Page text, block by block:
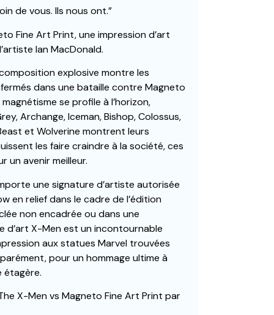
de vous. Ils nous ont.”
Fine Art Print, une impression d’art
Ian MacDonald.
explosive montre les
dans une bataille contre Magneto
se profile à l’horizon,
Archange, Iceman, Bishop, Colossus,
et Wolverine montrent leurs
les faire craindre à la société, ces
un avenir meilleur.
une signature d’artiste autorisée
en relief dans le cadre de l’édition
non encadrée ou dans une
X-Men est un incontournable
aux statues Marvel trouvées
pour un hommage ultime à
étagère.
X-Men vs Magneto Fine Art Print par